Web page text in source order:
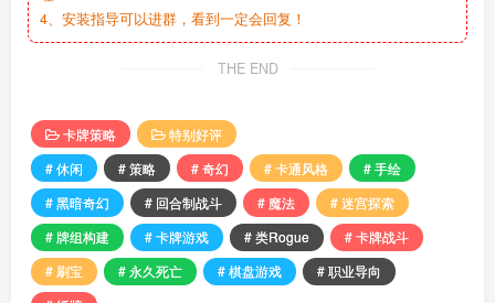
4、安装指导可以进群，看到一定会回复！
THE END
卡牌策略
特别好评
# 休闲
# 策略 # 奇幻 # 卡通风格
# 手绘
# 黑暗奇幻
# 回合制战斗 # 魔法
# 迷宫探索
# 牌组构建
# 卡牌游戏 # 类Rogue
# 卡牌战斗
# 刷宝
# 永久死亡 # 棋盘游戏
# 职业导向